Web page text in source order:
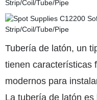
Tubería de latón, un
tienen características
modernos para
La tubería de latón